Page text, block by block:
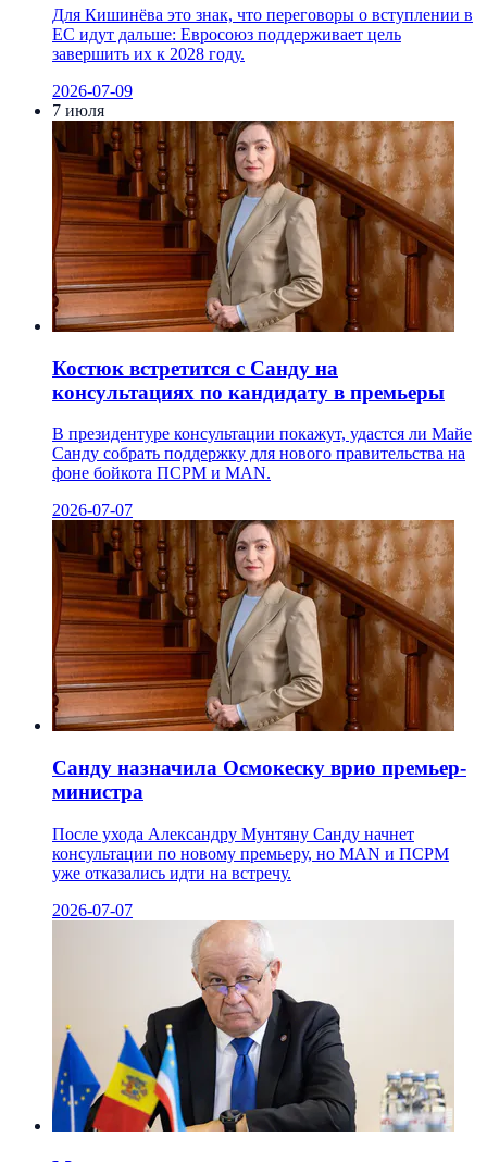
Для Кишинёва это знак, что переговоры о вступлении в
ЕС идут дальше: Евросоюз поддерживает цель
завершить их к 2028 году.
2026-07-09
7 июля
Костюк встретится с Санду на
консультациях по кандидату в премьеры
В президентуре консультации покажут, удастся ли Майе
Санду собрать поддержку для нового правительства на
фоне бойкота ПСРМ и MAN.
2026-07-07
Санду назначила Осмокеску врио премьер-
министра
После ухода Александру Мунтяну Санду начнет
консультации по новому премьеру, но MAN и ПСРМ
уже отказались идти на встречу.
2026-07-07